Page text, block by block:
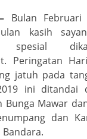
Bulan Februari
kasih
spesial
Peringatan
jatuh pada
ini ditandai
Bunga Mawar
dan